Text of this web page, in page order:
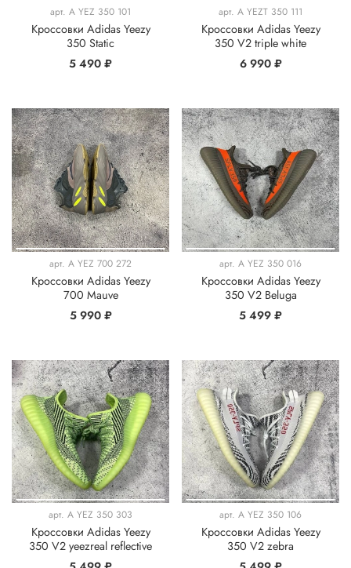
арт. A YEZ 350 101
Кроссовки Adidas Yeezy
350 Static
5 490 ₽
арт. A YEZT 350 111
Кроссовки Adidas Yeezy
350 V2 triple white
6 990 ₽
арт. A YEZ 700 272
Кроссовки Adidas Yeezy
700 Mauve
5 990 ₽
арт. A YEZ 350 016
Кроссовки Adidas Yeezy
350 V2 Beluga
5 499 ₽
арт. A YEZ 350 303
Кроссовки Adidas Yeezy
350 V2 yeezreal reflective
арт. A YEZ 350 106
Кроссовки Adidas Yeezy
350 V2 zebra